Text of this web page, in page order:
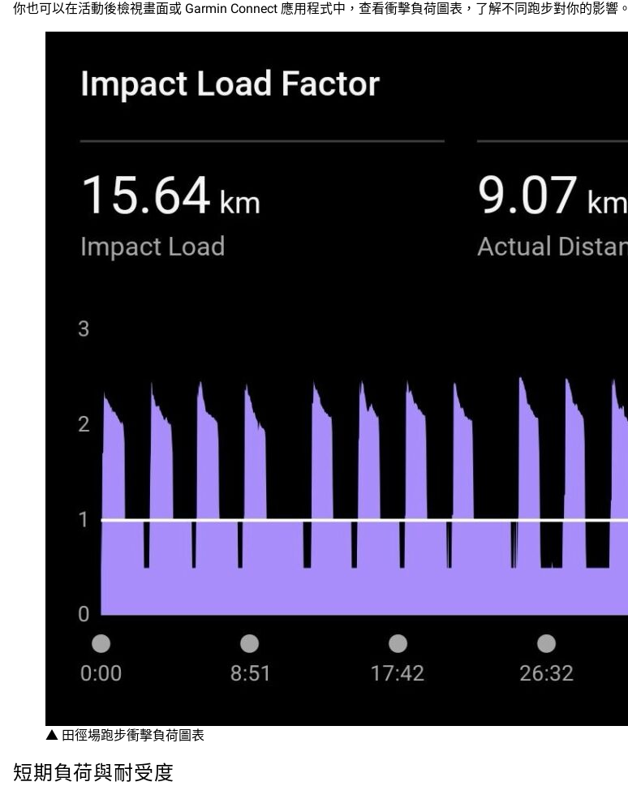
你也可以在活動後檢視畫面或 Garmin Connect 應用程式中，查看衝擊負荷圖表，了解不同跑步對你的影響。
▲ 田徑場跑步衝擊負荷圖表
短期負荷與耐受度